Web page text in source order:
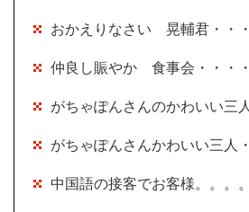
おかえりなさい 晃輔君・・
仲良し賑やか 食事会・・・・
がちゃぽんさんのかわいい三
がちゃぽんさんかわいい三人
中国語の接客でお客様。。。